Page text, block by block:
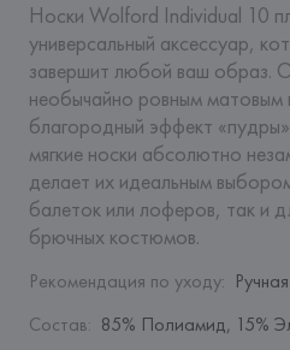
Носки Wolford Individual 10
универсальный аксессуар,
завершит любой ваш образ.
необычайно ровным
благородный эффект
мягкие носки абсолютно
делает их идеальным
балеток или лоферов, так и
брючных костюмов.
Рекомендация по уходу:
Состав: 85% Полиамид, 15%